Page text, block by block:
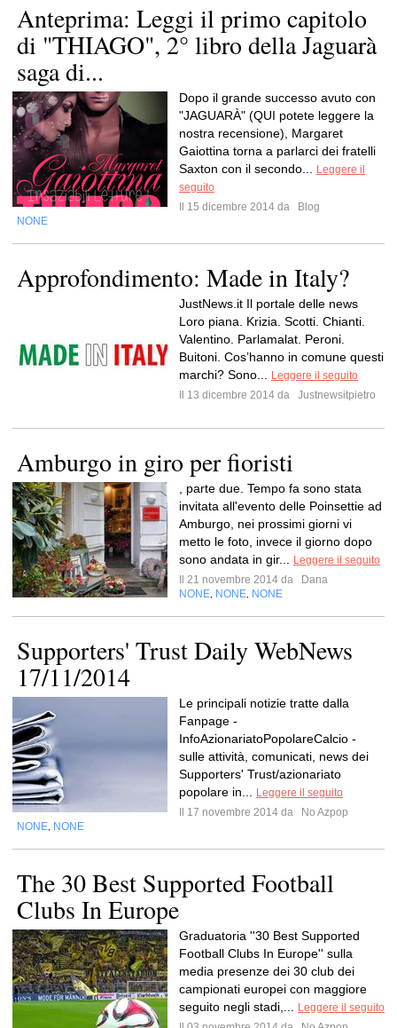
Anteprima: Leggi il primo capitolo
di "THIAGO", 2° libro della Jaguarà
saga di...
Dopo il grande successo avuto con
"JAGUARÀ" (QUI potete leggere la
nostra recensione), Margaret
Gaiottina torna a parlarci dei fratelli
Saxton con il secondo...
Leggere il
seguito
Il 15 dicembre 2014 da
Blog
NONE
Approfondimento: Made in Italy?
JustNews.it Il portale delle news
Loro piana. Krizia. Scotti. Chianti.
Valentino. Parlamalat. Peroni.
Buitoni. Cos’hanno in comune questi
marchi? Sono...
Leggere il seguito
Il 13 dicembre 2014 da
Justnewsitpietro
Amburgo in giro per fioristi
, parte due. Tempo fa sono stata
invitata all'evento delle Poinsettie ad
Amburgo, nei prossimi giorni vi
metto le foto, invece il giorno dopo
sono andata in gir...
Leggere il seguito
Il 21 novembre 2014 da
Dana
NONE NONE NONE
Supporters' Trust Daily WebNews
17/11/2014
Le principali notizie tratte dalla
Fanpage -
InfoAzionariatoPopolareCalcio -
sulle attività, comunicati, news dei
Supporters' Trust/azionariato
popolare in...
Leggere il seguito
Il 17 novembre 2014 da
No Azpop
NONE NONE
The 30 Best Supported Football
Clubs In Europe
Graduatoria ''30 Best Supported
Football Clubs In Europe'' sulla
media presenze dei 30 club dei
campionati europei con maggiore
seguito negli stadi,...
Leggere il seguito